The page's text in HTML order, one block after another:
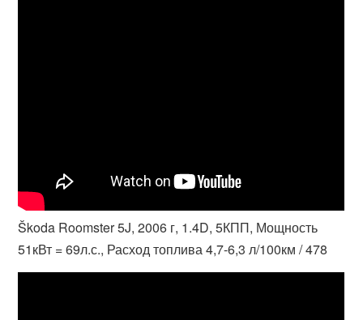
Škoda Roomster 5J, 2006 г, 1.4D, 5КПП, Мощность
51кВт = 69л.с., Расход топлива 4,7-6,3 л/100км / 478